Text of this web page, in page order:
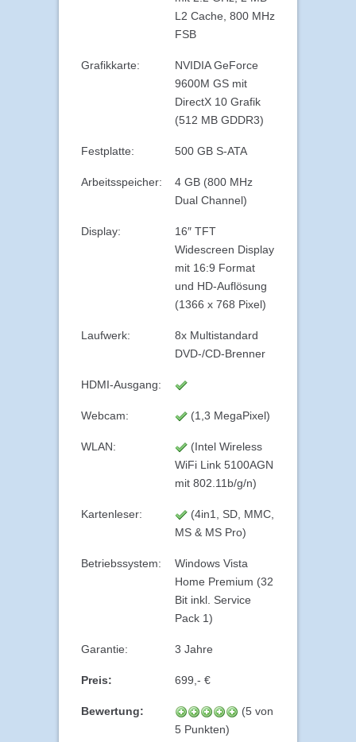
L2 Cache, 800 MHz
FSB
Grafikkarte:
NVIDIA GeForce
9600M GS mit
DirectX 10 Grafik
(512 MB GDDR3)
Festplatte: 500 GB S-ATA
Arbeitsspeicher:
4 GB (800 MHz
Dual Channel)
Display:
16″ TFT
Widescreen Display
mit 16:9 Format
und HD-Auflösung
(1366 x 768 Pixel)
Laufwerk:
8x Multistandard
DVD-/CD-Brenner
HDMI-Ausgang:
Webcam: (1,3 MegaPixel)
WLAN:
(Intel Wireless
WiFi Link 5100AGN
mit 802.11b/g/n)
Kartenleser:
(4in1, SD, MMC,
MS & MS Pro)
Betriebssystem:
Windows Vista
Home Premium (32
Bit inkl. Service
Pack 1)
Garantie: 3 Jahre
Preis: 699,- €
Bewertung:
(5 von
5 Punkten)